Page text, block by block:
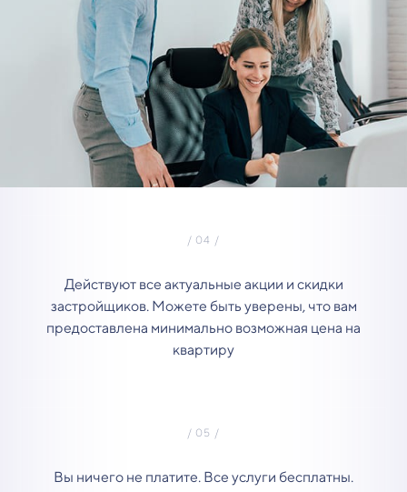
Действуют все актуальные акции и скидки
застройщиков. Можете быть уверены, что вам
предоставлена минимально возможная цена на
квартиру
Вы ничего не платите. Все услуги бесплатны.